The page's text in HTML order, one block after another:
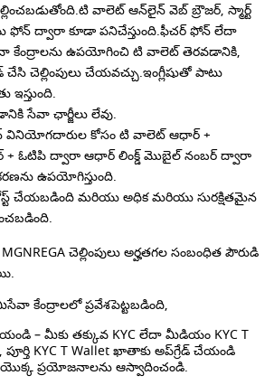
వాలెట్ ఆన్‌లైన్ వెబ్ బ్రౌజర్, స్మార్ట్
ద్వారా కూడా పనిచేస్తుంది.ఫీచర్ ఫోన్ లేదా
కేంద్రాలను ఉపయోగించి టి వాలెట్ తెరవడానికి,
చెల్లింపులు చేయవచ్చు.ఇంగ్లీషుతో పాటు
ఇస్తుంది.
సేవా ఛార్జీలు లేవు.
కోసం టి వాలెట్ ఆధార్ +
ఓటిపి ద్వారా ఆధార్ లింక్డ్ మొబైల్ నంబర్ ద్వారా
ఉపయోగిస్తుంది.
చేయబడింది మరియు అధిక మరియు సురక్షితమైన
చెల్లింపులు అర్హతగల సంబంధిత పౌరుడి
కేంద్రాలలో ప్రవేశపెట్టబడింది,
– మీకు తక్కువ KYC లేదా మీడియం KYC T
KYC T Wallet ఖాతాకు అప్‌గ్రేడ్ చేయండి
యొక్క ప్రయోజనాలను ఆస్వాదించండి.